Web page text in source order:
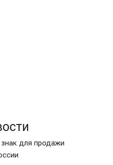
для продажи